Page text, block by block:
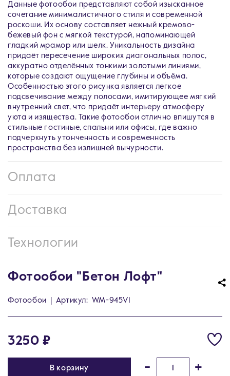
Данные фотообои представляют собой изысканное
сочетание минималистичного стиля и современной
роскоши. Их основу составляет нежный кремово-
бежевый фон с мягкой текстурой, напоминающей
гладкий мрамор или шелк. Уникальность дизайна
придаёт пересечение широких диагональных полос,
аккуратно отделённых тонкими золотыми линиями,
которые создают ощущение глубины и объёма.
Особенностью этого рисунка является легкое
подсвечивание между полосами, имитирующее мягкий
внутренний свет, что придаёт интерьеру атмосферу
уюта и изящества. Такие фотообои отлично впишутся в
стильные гостиные, спальни или офисы, где важно
подчеркнуть утонченность и современность
пространства без излишней вычурности.
Оплата
Доставка
Технологии
Фотообои "Бетон Лофт"
Фотообои Артикул: WM-945V1
3250 ₽
В корзину - +